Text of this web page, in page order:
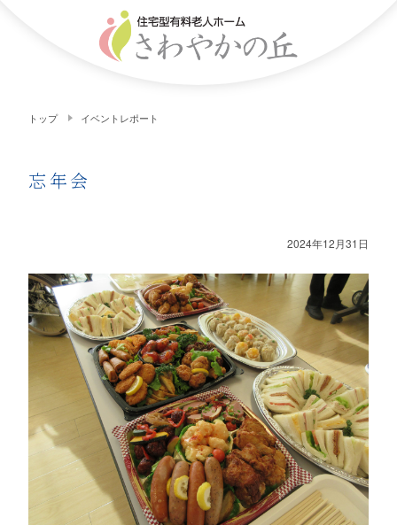
トップ イベントレポート
忘年会
2024年12月31日